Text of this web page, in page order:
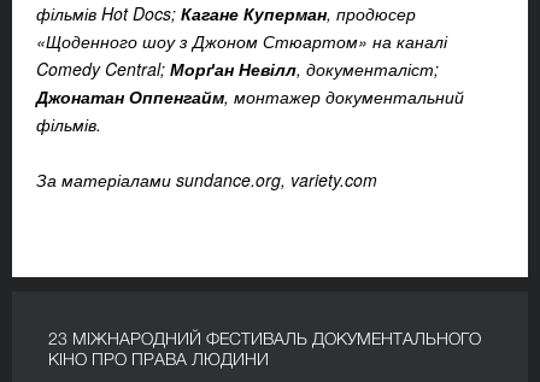
фільмів Hot Docs; Кагане Куперман, продюсер
«Щоденного шоу з Джоном Стюартом» на каналі
Comedy Central; Морґан Невілл, документаліст;
Джонатан Оппенгайм, монтажер документальний
фільмів.
За матеріалами sundance.org, variety.com
23 МІЖНАРОДНИЙ ФЕСТИВАЛЬ ДОКУМЕНТАЛЬНОГО
КІНО ПРО ПРАВА ЛЮДИНИ